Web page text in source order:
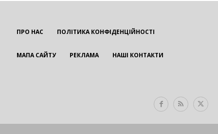
ПРО НАС ПОЛІТИКА КОНФІДЕНЦІЙНОСТІ
МАПА САЙТУ РЕКЛАМА НАШІ КОНТАКТИ